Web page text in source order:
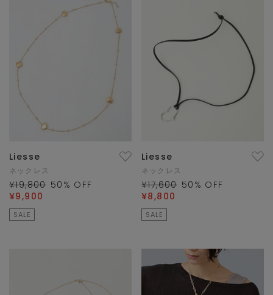
Liesse
ネックレス
¥19,800 50 % OFF
¥9,900
SALE
Liesse
ネックレス
¥17,600 50 % OFF
¥8,800
SALE